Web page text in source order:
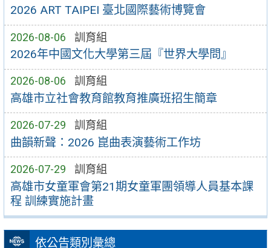
2026 ART TAIPEI 臺北國際藝術博覽會
2026-08-06 訓育組
2026年中國文化大學第三屆『世界大學問』
2026-08-06 訓育組
高雄市立社會教育館教育推廣班招生簡章
2026-07-29 訓育組
曲韻新聲：2026 崑曲表演藝術工作坊
2026-07-29 訓育組
高雄市女童軍會第21期女童軍團領導人員基本課
程 訓練實施計畫
依公告類別彙總